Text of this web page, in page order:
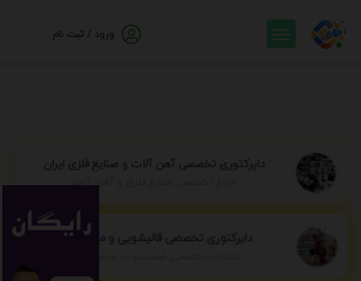
ورود / ثبت نام
دایرکتوری تخصصی آهن آلات و صنایع فلزی ایران
مرجع تخصصی صنایع فلزی و آهن آلات
دایرکتوری تخصصی قالیشویی و مبل شویی